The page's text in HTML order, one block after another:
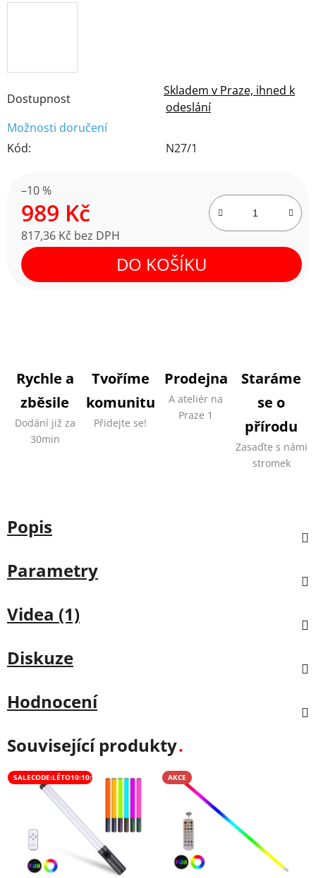
Dostupnost
Skladem v Praze, ihned k
odeslání
Možnosti doručení
Kód:
N27/1
–10 %
989 Kč
817,36 Kč bez DPH
Měrná cena:
DO KOŠÍKU
Rychle a
zběsile
Dodání již za
30min
Tvoříme
komunitu
Přidejte se!
Prodejna
A ateliér na
Praze 1
Staráme
se o
přírodu
Zasaďte s námi
stromek
Popis
Parametry
Videa (1)
Diskuze
Hodnocení
Související produkty
SALECODE:LÉTO10:10:% AKCE